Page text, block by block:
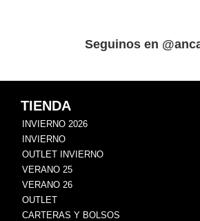
Seguinos en
TIENDA
INVIERNO 2026
INVIERNO
OUTLET INVIERNO
VERANO 25
VERANO 26
OUTLET
CARTERAS Y BOLSOS